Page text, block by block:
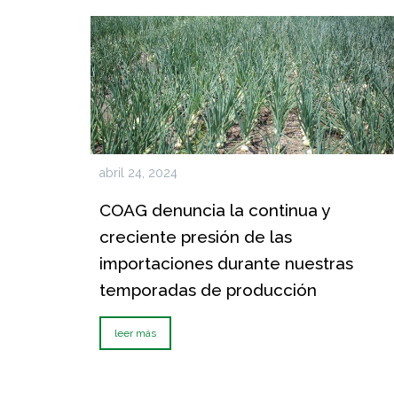
abril 24, 2024
COAG denuncia la continua y
creciente presión de las
importaciones durante nuestras
temporadas de producción
leer más